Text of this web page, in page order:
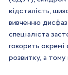
відсталість,
вивченню
спеціаліста
говорить
розвитку, а